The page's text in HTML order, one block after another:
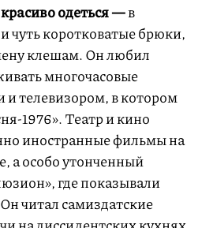
одеться —в
коротковатые брюки,
клешам. Он любил
многочасовые
и телевизором, в котором
1976». Театр и кино
иностранные фильмы на
а особо утонченный
где показывали
читал самиздатские